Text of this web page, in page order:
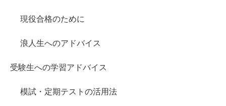
現役合格のために
浪人生へのアドバイス
受験生への学習アドバイス
模試・定期テストの活用法